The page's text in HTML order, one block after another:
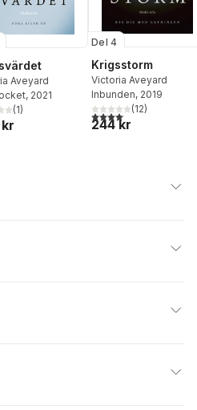
Aveyard
, 2021
5 stjärnor. Totalt antal röster:
(1)
Del 4
Krigsstorm
Victoria Aveyard
Inbunden, 2019
4,1utav 5 stjärnor.
(12)
244 kr